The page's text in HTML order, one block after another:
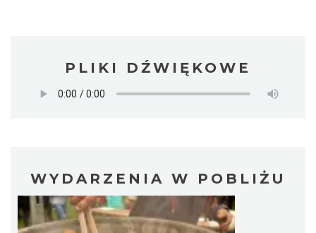
PLIKI DŹWIĘKOWE
WYDARZENIA W POBLIŻU